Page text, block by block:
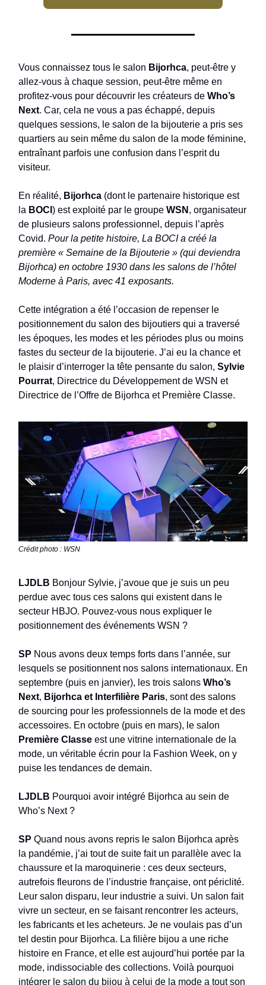
Vous connaissez tous le salon Bijorhca, peut-être y
allez-vous à chaque session, peut-être même en
profitez-vous pour découvrir les créateurs de Who’s
Next. Car, cela ne vous a pas échappé, depuis
quelques sessions, le salon de la bijouterie a pris ses
quartiers au sein même du salon de la mode féminine,
entraînant parfois une confusion dans l’esprit du
visiteur.
En réalité, Bijorhca (dont le partenaire historique est
la BOCI ) est exploité par le groupe WSN , organisateur
de plusieurs salons professionnel, depuis l’après
Covid. Pour la petite histoire, La BOCI a créé la
première « Semaine de la Bijouterie » (qui deviendra
Bijorhca) en octobre 1930 dans les salons de l’hôtel
Moderne à Paris, avec 41 exposants.
Cette intégration a été l’occasion de repenser le
positionnement du salon des bijoutiers qui a traversé
les époques, les modes et les périodes plus ou moins
fastes du secteur de la bijouterie. J’ai eu la chance et
le plaisir d’interroger la tête pensante du salon, Sylvie
Pourrat, Directrice du Développement de WSN et
Directrice de l’Offre de Bijorhca et Première Classe.
Crédit photo : WSN
LJDLB Bonjour Sylvie, j’avoue que je suis un peu
perdue avec tous ces salons qui existent dans le
secteur HBJO. Pouvez-vous nous expliquer le
positionnement des événements WSN ?
SP Nous avons deux temps forts dans l’année, sur
lesquels se positionnent nos salons internationaux. En
septembre (puis en janvier), les trois salons Who’s
Next, Bijorhca et Interfilière Paris, sont des salons
de sourcing pour les professionnels de la mode et des
accessoires. En octobre (puis en mars), le salon
Première Classe est une vitrine internationale de la
mode, un véritable écrin pour la Fashion Week, on y
puise les tendances de demain.
LJDLB Pourquoi avoir intégré Bijorhca au sein de
Who’s Next ?
SP Quand nous avons repris le salon Bijorhca après
la pandémie, j’ai tout de suite fait un parallèle avec la
chaussure et la maroquinerie : ces deux secteurs,
autrefois fleurons de l’industrie française, ont périclité.
Leur salon disparu, leur industrie a suivi. Un salon fait
vivre un secteur, en se faisant rencontrer les acteurs,
les fabricants et les acheteurs. Je ne voulais pas d’un
tel destin pour Bijorhca. La filière bijou a une riche
histoire en France, et elle est aujourd’hui portée par la
mode, indissociable des collections. Voilà pourquoi
intégrer le salon du bijou à celui de la mode a tout son